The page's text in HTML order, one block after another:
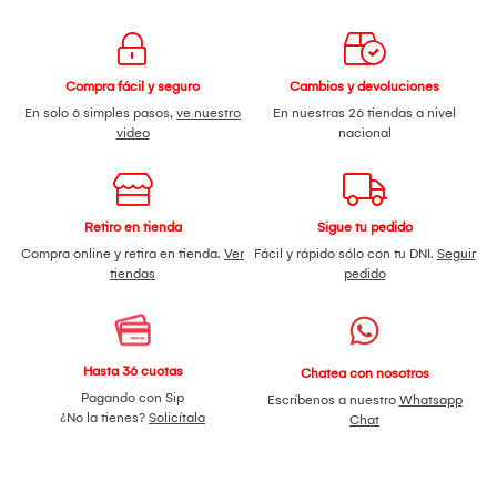
Compra fácil y seguro
En solo 6 simples pasos, ve nuestro
video
Cambios y devoluciones
En nuestras 26 tiendas a nivel
nacional
Retiro en tienda
Compra online y retira en tienda. Ver
tiendas
Sigue tu pedido
Fácil y rápido sólo con tu DNI. Seguir
pedido
Hasta 36 cuotas
Pagando con Sip
¿No la tienes? Solicítala
Chatea con nosotros
Escríbenos a nuestro Whatsapp
Chat